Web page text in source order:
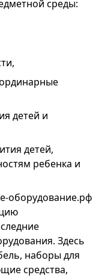
среды:
детей и
детей,
ребенка и
оборудование.рф
Здесь
наборы для
средства,